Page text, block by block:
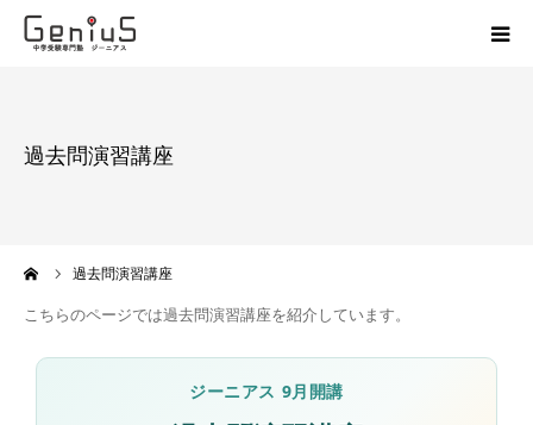
過去問演習講座
過去問演習講座
こちらのページでは過去問演習講座を紹介しています。
ジーニアス 9月開講
志望校別特訓